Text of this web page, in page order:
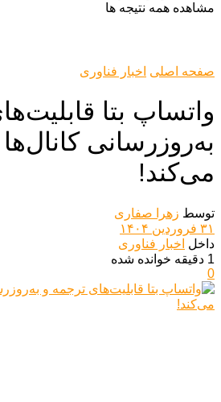
مشاهده همه نتیجه ها
صفحه اصلی اخبار فناوری
واتساپ بتا
به‌روزرسانی
می‌کند!
توسط زهرا صفاری
۳۱ فروردین ۱۴۰۴
داخل اخبار فناوری
1 دقیقه خوانده شده
0